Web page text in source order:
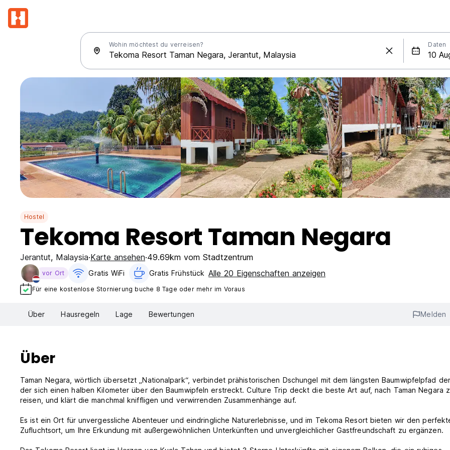
Wohin möchtest du verreisen? Daten
Hostel
Tekoma Resort Taman Negara
Jerantut, Malaysia Karte ansehen 49.69km vom Stadtzentrum
vor Ort Gratis WiFi Gratis Frühstück Alle 20 Eigenschaften anzeigen
Für eine kostenlose Stornierung buche 8 Tage oder mehr im Voraus
Über Hausregeln Lage Bewertungen Melden
Über
Taman Negara, wörtlich übersetzt „Nationalpark“, verbindet prähistorischen Dschungel mit dem längsten Baumwipfelpfad
der sich einen halben Kilometer über den Baumwipfeln erstreckt. Culture Trip deckt die beste Art auf, nach Taman Negara
reisen, und klärt die manchmal kniffligen und verwirrenden Zusammenhänge auf.
Es ist ein Ort für unvergessliche Abenteuer und eindringliche Naturerlebnisse, und im Tekoma Resort bieten wir den
Zufluchtsort, um Ihre Erkundung mit außergewöhnlichen Unterkünften und unvergleichlicher Gastfreundschaft zu ergänzen.